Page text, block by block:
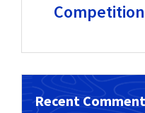
Competition
Recent